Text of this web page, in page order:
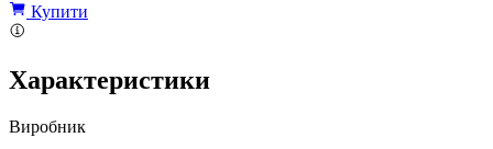
Купити
Характеристики
Виробник